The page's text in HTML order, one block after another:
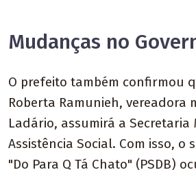
Mudanças no
O prefeito também confirmou
Roberta Ramunieh, vereadora
Ladário, assumirá a Secretaria
Assistência Social. Com isso, o
"Do Para Q Tá Chato" (PSDB)